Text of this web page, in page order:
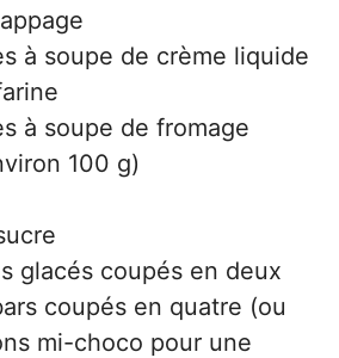
à soupe de crème liquide
à soupe de fromage
100 g)
glacés coupés en deux
coupés en quatre (ou
mi-choco pour une